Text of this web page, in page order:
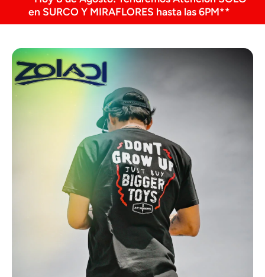
en SURCO Y MIRAFLORES hasta las 6PM**
Ir directamente a la información del producto